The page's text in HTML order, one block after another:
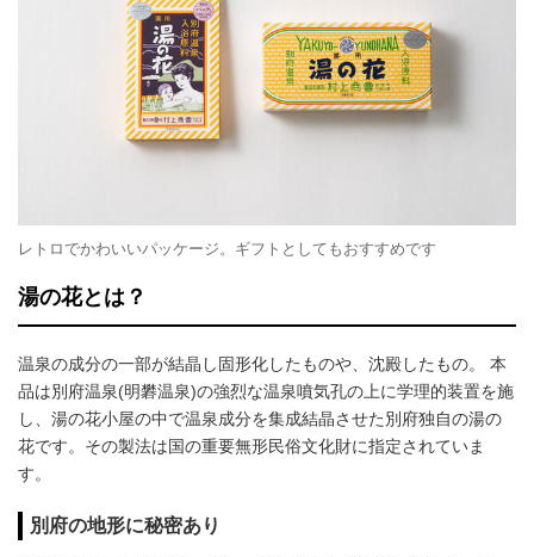
レトロでかわいいパッケージ。ギフトとしてもおすすめです
湯の花とは？
温泉の成分の一部が結晶し固形化したものや、沈殿したもの。 本
品は別府温泉(明礬温泉)の強烈な温泉噴気孔の上に学理的装置を施
し、湯の花小屋の中で温泉成分を集成結晶させた別府独自の湯の
花です。その製法は国の重要無形民俗文化財に指定されていま
す。
別府の地形に秘密あり